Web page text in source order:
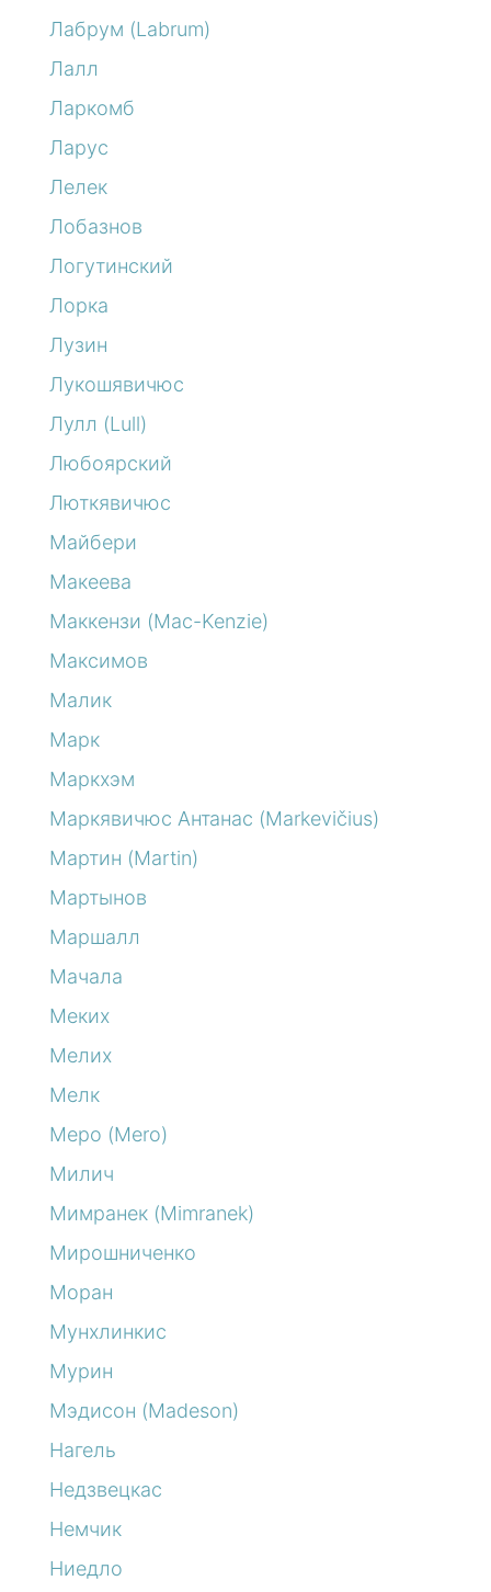
Лабрум (Labrum)
Лалл
Ларкомб
Ларус
Лелек
Лобазнов
Логутинский
Лорка
Лузин
Лукошявичюс
Лулл (Lull)
Любоярский
Люткявичюс
Майбери
Макеева
Маккензи (Mac-Kenzie)
Максимов
Малик
Марк
Маркхэм
Маркявичюс Антанас (Markevičius)
Мартин (Martin)
Мартынов
Маршалл
Мачала
Меких
Мелих
Мелк
Меро (Mero)
Милич
Мимранек (Mimranek)
Мирошниченко
Моран
Мунхлинкис
Мурин
Мэдисон (Madeson)
Нагель
Недзвецкас
Немчик
Ниедло